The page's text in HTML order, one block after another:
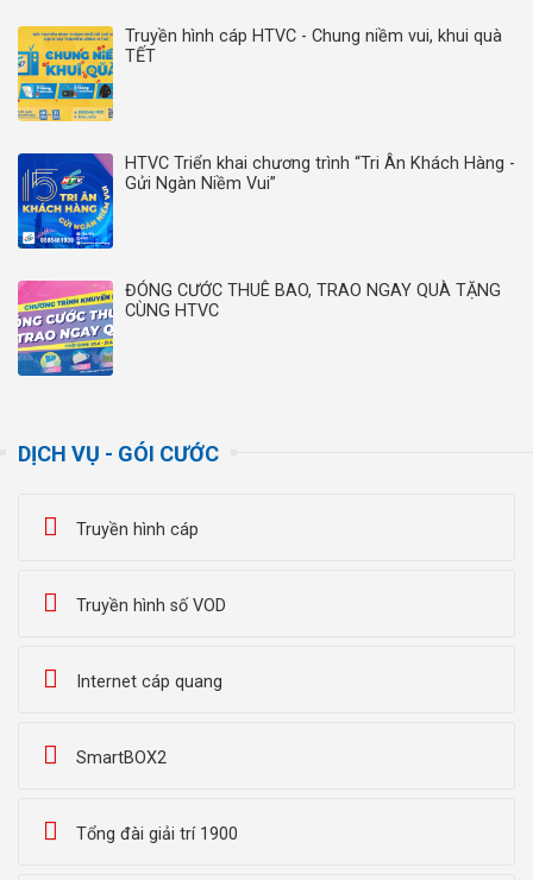
Truyền hình cáp HTVC - Chung niềm vui, khui quà
TẾT
HTVC Triển khai chương trình “Tri Ân Khách Hàng -
Gửi Ngàn Niềm Vui”
ĐÓNG CƯỚC THUÊ BAO, TRAO NGAY QUÀ TẶNG
CÙNG HTVC
DỊCH VỤ - GÓI CƯỚC
Truyền hình cáp
Truyền hình số VOD
Internet cáp quang
SmartBOX2
Tổng đài giải trí 1900